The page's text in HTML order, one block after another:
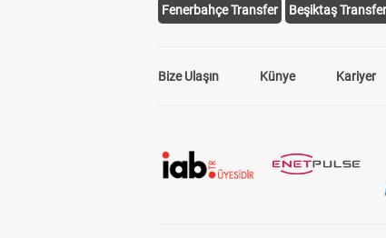
Fenerbahçe Transfer Beşiktaş Transfer
Bize Ulaşın Künye Kariyer